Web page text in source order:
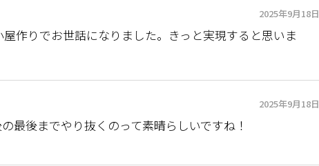
2025年9月18日
作りでお世話になりました。きっと実現すると思いま
2025年9月18日
最後までやり抜くのって素晴らしいですね！